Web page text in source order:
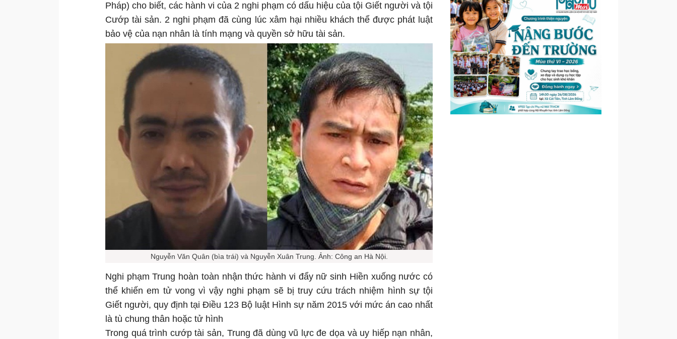
Pháp) cho biết, các hành vi của 2 nghi phạm có dấu hiệu của tội Giết người và tội
Cướp tài sản. 2 nghi phạm đã cùng lúc xâm hại nhiều khách thể được phát luật
bảo vệ của nạn nhân là tính mạng và quyền sở hữu tài sản.
Nguyễn Văn Quân (bìa trái) và Nguyễn Xuân Trung. Ảnh: Công an Hà Nội.
Nghi phạm Trung hoàn toàn nhận thức hành vi đẩy nữ sinh Hiền xuống nước có
thể khiến em tử vong vì vậy nghi phạm sẽ bị truy cứu trách nhiệm hình sự tội
Giết người, quy định tại Điều 123 Bộ luật Hình sự năm 2015 với mức án cao nhất
là tù chung thân hoặc tử hình
Trong quá trình cướp tài sản, Trung đã dùng vũ lực đe dọa và uy hiếp nạn nhân,